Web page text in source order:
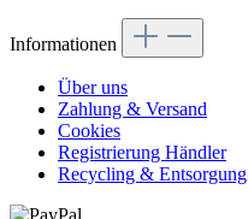
Informationen
Über uns
Zahlung & Versand
Cookies
Registrierung Händler
Recycling & Entsorgung